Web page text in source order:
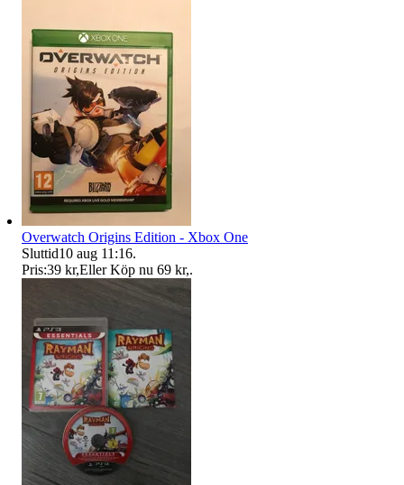
Overwatch Origins Edition - Xbox One
Sluttid10 aug 11:16.
Pris:39 kr,Eller Köp nu 69 kr,.